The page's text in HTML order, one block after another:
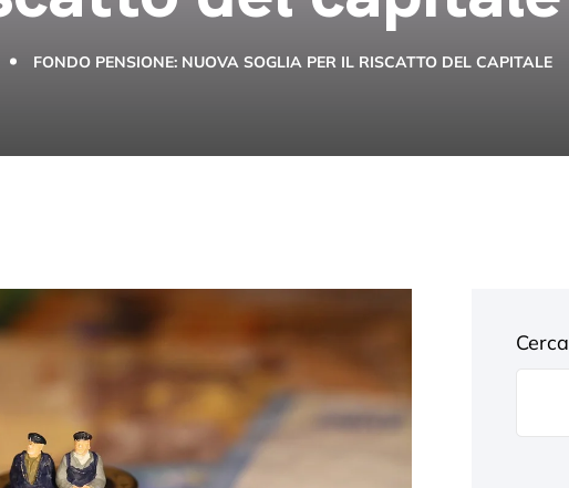
FONDO PENSIONE: NUOVA SOGLIA PER IL RISCATTO DEL CAPITALE
Cerca